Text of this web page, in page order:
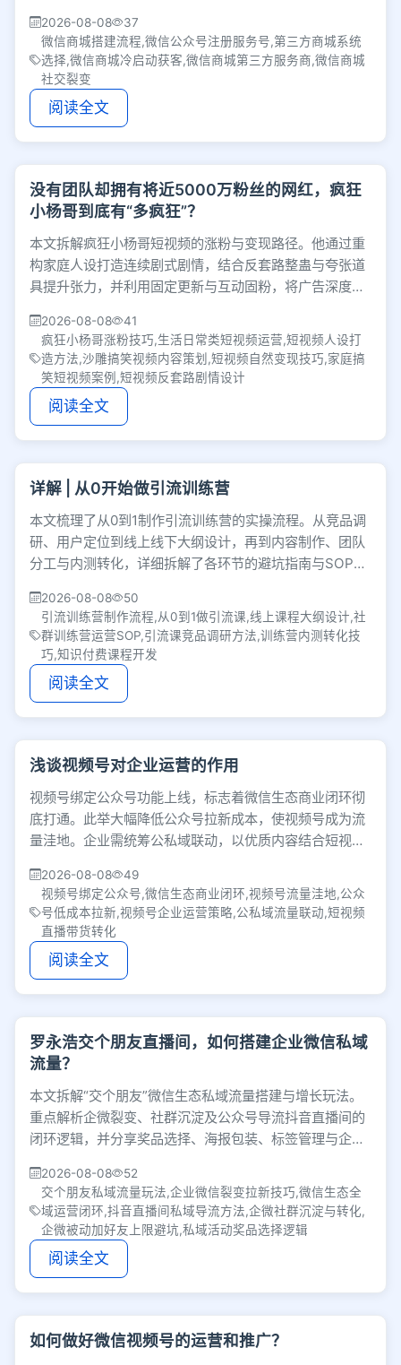
2026-08-08
37
微信商城搭建流程,微信公众号注册服务号,第三方商城系统
选择,微信商城冷启动获客,微信商城第三方服务商,微信商城
社交裂变
阅读全文
没有团队却拥有将近5000万粉丝的网红，疯狂
小杨哥到底有“多疯狂”？
本文拆解疯狂小杨哥短视频的涨粉与变现路径。他通过重
构家庭人设打造连续剧式剧情，结合反套路整蛊与夸张道
具提升张力，并利用固定更新与互动固粉，将广告深度融
2026-08-08
41
疯狂小杨哥涨粉技巧,生活日常类短视频运营,短视频人设打
造方法,沙雕搞笑视频内容策划,短视频自然变现技巧,家庭搞
笑短视频案例,短视频反套路剧情设计
阅读全文
详解 | 从0开始做引流训练营
本文梳理了从0到1制作引流训练营的实操流程。从竞品调
研、用户定位到线上线下大纲设计，再到内容制作、团队
分工与内测转化，详细拆解了各环节的避坑指南与SOP管
2026-08-08
50
引流训练营制作流程,从0到1做引流课,线上课程大纲设计,社
群训练营运营SOP,引流课竞品调研方法,训练营内测转化技
巧,知识付费课程开发
阅读全文
浅谈视频号对企业运营的作用
视频号绑定公众号功能上线，标志着微信生态商业闭环彻
底打通。此举大幅降低公众号拉新成本，使视频号成为流
量洼地。企业需统筹公私域联动，以优质内容结合短视频
2026-08-08
49
视频号绑定公众号,微信生态商业闭环,视频号流量洼地,公众
号低成本拉新,视频号企业运营策略,公私域流量联动,短视频
直播带货转化
阅读全文
罗永浩交个朋友直播间，如何搭建企业微信私域
流量？
本文拆解“交个朋友”微信生态私域流量搭建与增长玩法。
重点解析企微裂变、社群沉淀及公众号导流抖音直播间的
闭环逻辑，并分享奖品选择、海报包装、标签管理与企微
2026-08-08
52
交个朋友私域流量玩法,企业微信裂变拉新技巧,微信生态全
域运营闭环,抖音直播间私域导流方法,企微社群沉淀与转化,
企微被动加好友上限避坑,私域活动奖品选择逻辑
阅读全文
如何做好微信视频号的运营和推广？